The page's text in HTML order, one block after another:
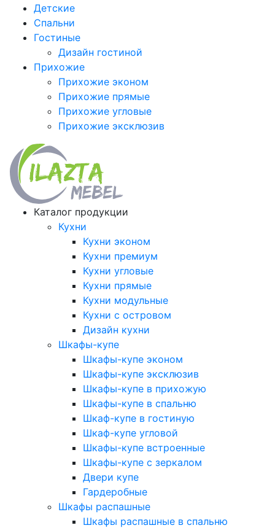
Детские
Спальни
Гостиные
Дизайн гостиной
Прихожие
Прихожие эконом
Прихожие прямые
Прихожие угловые
Прихожие эксклюзив
Каталог продукции
Кухни
Кухни эконом
Кухни премиум
Кухни угловые
Кухни прямые
Кухни модульные
Кухни с островом
Дизайн кухни
Шкафы-купе
Шкафы-купе эконом
Шкафы-купе эксклюзив
Шкафы-купе в прихожую
Шкафы-купе в спальню
Шкаф-купе в гостиную
Шкаф-купе угловой
Шкафы-купе встроенные
Шкафы-купе с зеркалом
Двери купе
Гардеробные
Шкафы распашные
Шкафы распашные в спальню